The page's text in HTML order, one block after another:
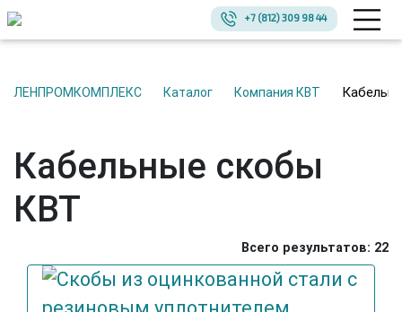
+7 (812) 309 98 44
ЛЕНПРОМКОМПЛЕКС Каталог Компания КВТ
Кабельные скобы
КВТ
Всего результатов: 22